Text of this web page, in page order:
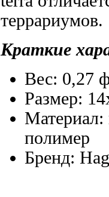
террариумов.
Краткие
Вес: 0,27
Размер:
полимер
Бренд: